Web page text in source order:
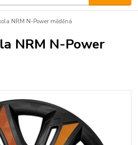
NRM N-Power měděná
NRM N-Power